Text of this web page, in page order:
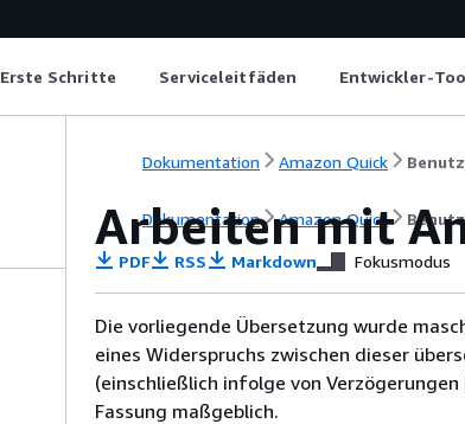
Erste Schritte Serviceleitfäden Entwickler-
Dokumentation Amazon Quick
Dokumentation Amazon Quick
Arbeiten mit
PDF RSS Markdown Fokusmodus
Die vorliegende Übersetzung wurde
eines Widerspruchs zwischen dieser
(einschließlich infolge von
Fassung maßgeblich.